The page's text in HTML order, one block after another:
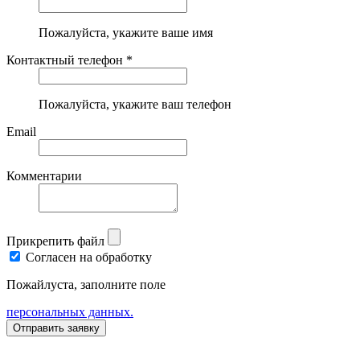
Пожалуйста, укажите ваше имя
Контактный телефон *
Пожалуйста, укажите ваш телефон
Email
Комментарии
Прикрепить файл
Согласен на обработку
Пожайлуста, заполните поле
персональных данных.